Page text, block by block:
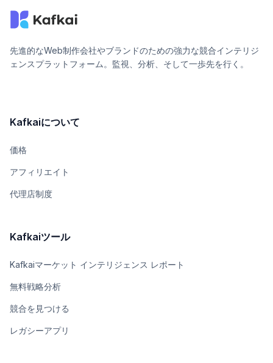
先進的なWeb制作会社やブランドのための強力な競合インテリジ
ェンスプラットフォーム。監視、分析、そして一歩先を行く。
Kafkaiについて
価格
アフィリエイト
代理店制度
Kafkaiツール
Kafkaiマーケット インテリジェンス レポート
無料戦略分析
競合を見つける
レガシーアプリ